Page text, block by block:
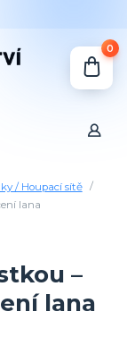
0
/ Houpací sítě
lana
–
lana